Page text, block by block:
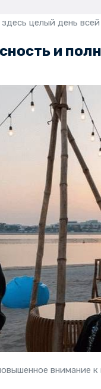
целый день
и
внимание